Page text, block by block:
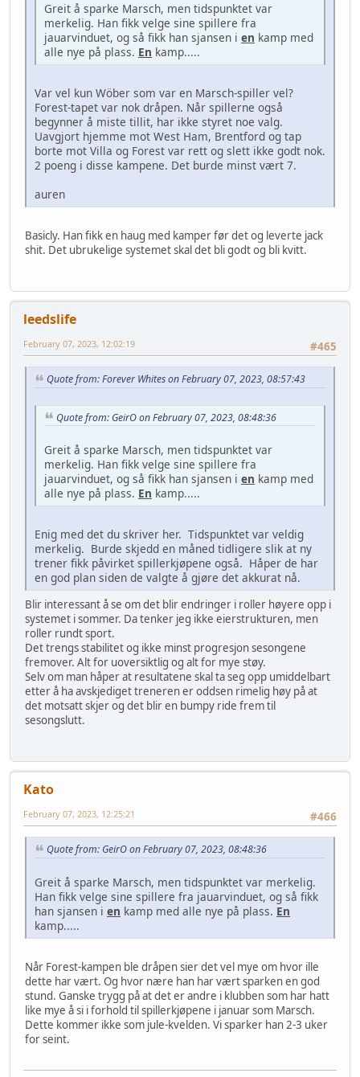
Greit å sparke Marsch, men tidspunktet var
merkelig. Han fikk velge sine spillere fra
jauarvinduet, og så fikk han sjansen i en kamp med
alle nye på plass. En kamp.....
Var vel kun Wöber som var en Marsch-spiller vel?
Forest-tapet var nok dråpen. Når spillerne også
begynner å miste tillit, har ikke styret noe valg.
Uavgjort hjemme mot West Ham, Brentford og tap
borte mot Villa og Forest var rett og slett ikke godt nok.
2 poeng i disse kampene. Det burde minst vært 7.
auren
Basicly. Han fikk en haug med kamper før det og leverte jack
shit. Det ubrukelige systemet skal det bli godt og bli kvitt.
leedslife
#465
February 07, 2023, 12:02:19
Quote from: Forever Whites on February 07, 2023, 08:57:43
Quote from: GeirO on February 07, 2023, 08:48:36
Greit å sparke Marsch, men tidspunktet var
merkelig. Han fikk velge sine spillere fra
jauarvinduet, og så fikk han sjansen i en kamp med
alle nye på plass. En kamp.....
Enig med det du skriver her. Tidspunktet var veldig
merkelig. Burde skjedd en måned tidligere slik at ny
trener fikk påvirket spillerkjøpene også. Håper de har
en god plan siden de valgte å gjøre det akkurat nå.
Blir interessant å se om det blir endringer i roller høyere opp i
systemet i sommer. Da tenker jeg ikke eierstrukturen, men
roller rundt sport.
Det trengs stabilitet og ikke minst progresjon sesongene
fremover. Alt for uoversiktlig og alt for mye støy.
Selv om man håper at resultatene skal ta seg opp umiddelbart
etter å ha avskjediget treneren er oddsen rimelig høy på at
det motsatt skjer og det blir en bumpy ride frem til
sesongslutt.
Kato
#466
February 07, 2023, 12:25:21
Quote from: GeirO on February 07, 2023, 08:48:36
Greit å sparke Marsch, men tidspunktet var merkelig.
Han fikk velge sine spillere fra jauarvinduet, og så fikk
han sjansen i en kamp med alle nye på plass. En
kamp.....
Når Forest-kampen ble dråpen sier det vel mye om hvor ille
dette har vært. Og hvor nære han har vært sparken en god
stund. Ganske trygg på at det er andre i klubben som har hatt
like mye å si i forhold til spillerkjøpene i januar som Marsch.
Dette kommer ikke som jule-kvelden. Vi sparker han 2-3 uker
for seint.